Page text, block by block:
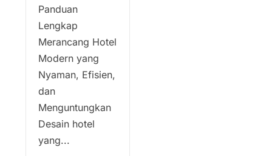
Panduan
Lengkap
Merancang Hotel
Modern yang
Nyaman, Efisien,
dan
Menguntungkan
Desain hotel
yang...